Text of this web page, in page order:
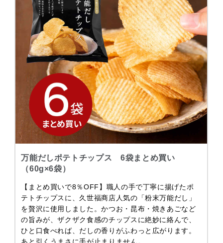
万能だしポテトチップス 6袋まとめ買い
（60g×6袋）
【まとめ買いで8％OFF】職人の手で丁寧に揚げたポ
テトチップスに、久世福商店人気の「粉末万能だし」
を贅沢に使用しました。かつお・昆布・焼きあごなど
の旨みが、ザクザク食感のチップスに絶妙に絡んで、
ひと口食べれば、だしの香りがふわっと広がります。